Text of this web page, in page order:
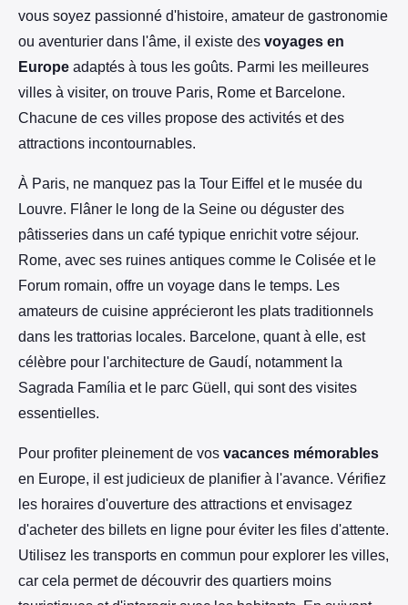
vous soyez passionné d'histoire, amateur de gastronomie
ou aventurier dans l'âme, il existe des voyages en
Europe adaptés à tous les goûts. Parmi les meilleures
villes à visiter, on trouve Paris, Rome et Barcelone.
Chacune de ces villes propose des activités et des
attractions incontournables.
À Paris, ne manquez pas la Tour Eiffel et le musée du
Louvre. Flâner le long de la Seine ou déguster des
pâtisseries dans un café typique enrichit votre séjour.
Rome, avec ses ruines antiques comme le Colisée et le
Forum romain, offre un voyage dans le temps. Les
amateurs de cuisine apprécieront les plats traditionnels
dans les trattorias locales. Barcelone, quant à elle, est
célèbre pour l'architecture de Gaudí, notamment la
Sagrada Família et le parc Güell, qui sont des visites
essentielles.
Pour profiter pleinement de vos vacances mémorables
en Europe, il est judicieux de planifier à l'avance. Vérifiez
les horaires d'ouverture des attractions et envisagez
d'acheter des billets en ligne pour éviter les files d'attente.
Utilisez les transports en commun pour explorer les villes,
car cela permet de découvrir des quartiers moins